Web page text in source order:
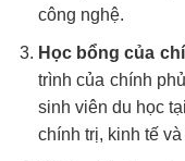
công nghệ.
Học bổng của
trình của chính
sinh viên du học
chính trị, kinh tế